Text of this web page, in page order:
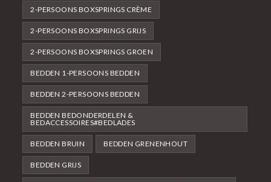
2-PERSOONS BOXSPRINGS CRÈME
2-PERSOONS BOXSPRINGS GRIJS
2-PERSOONS BOXSPRINGS GROEN
BEDDEN 1-PERSOONS BEDDEN
BEDDEN 2-PERSOONS BEDDEN
BEDDEN BEDONDERDELEN &
BEDACCESSOIRES#BEDLADES
BEDDEN BRUIN BEDDEN GRENENHOUT
BEDDEN GRIJS